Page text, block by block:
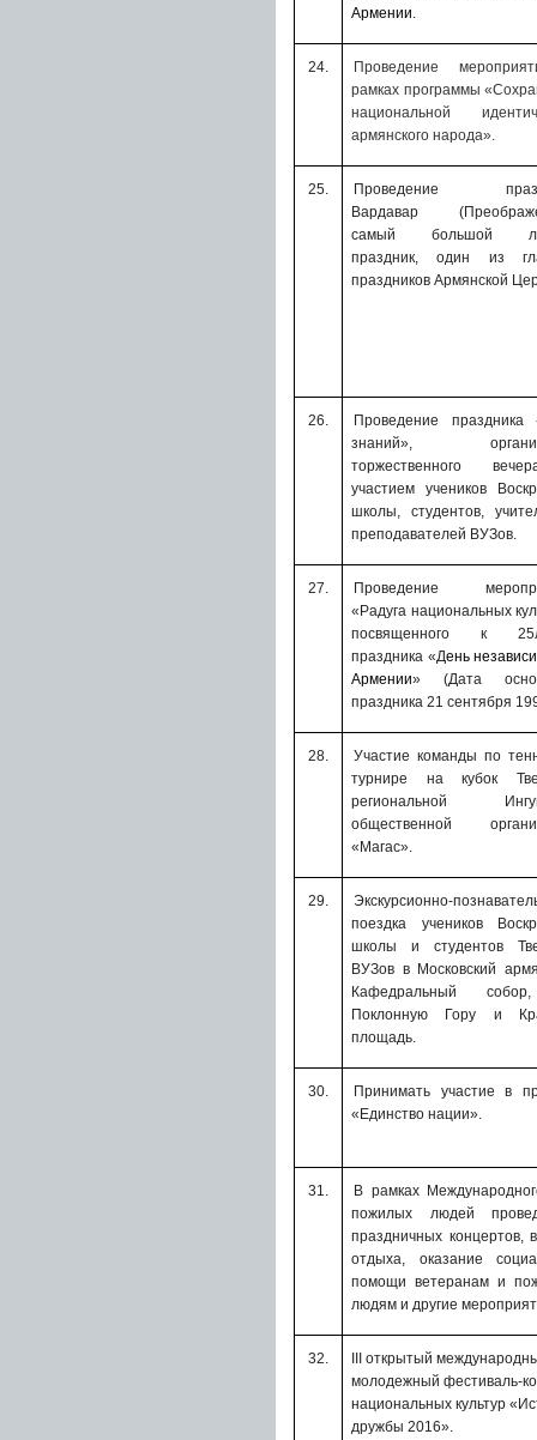
Армении.
24.
Проведение
рамках программы
национальной
армянского народа».
25.
Проведение
Вардавар
самый большой
праздник, один из
праздников Армянской
26.
Проведение праздника
знаний»,
торжественного
участием учеников
школы, студентов,
преподавателей ВУЗов.
27.
Проведение
«Радуга национальных
посвященного к
праздника «День
Армении» (Дата
праздника 21 сентября
28.
Участие команды по
турнире на кубок
региональной
общественной
«Магас».
29.
Экскурсионно-
поездка учеников
школы и студентов
ВУЗов в Московский
Кафедральный
Поклонную Гору и
площадь.
30.
Принимать участие в
«Единство нации».
31.
В рамках
пожилых людей
праздничных концертов,
отдыха, оказание
помощи ветеранам и
людям и другие
32.
открытый
молодежный фестиваль-
национальных культур
дружбы 2016».